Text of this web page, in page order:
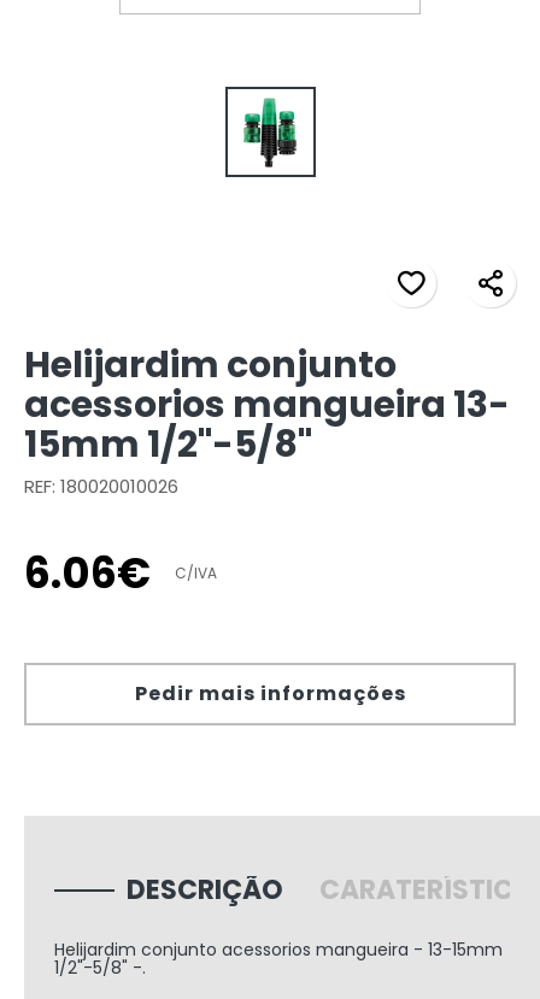
Helijardim conjunto
acessorios mangueira 13-
15mm 1/2"-5/8"
REF: 180020010026
6.06€ C/IVA
Pedir mais informações
DESCRIÇÃO
Helijardim conjunto acessorios mangueira - 13-15mm
1/2"-5/8" -.